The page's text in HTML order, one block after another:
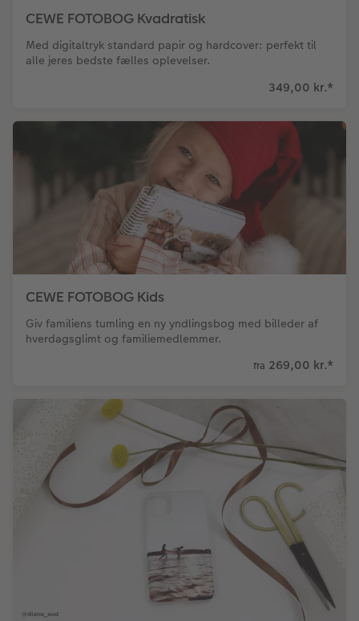
CEWE FOTOBOG Kvadratisk
Med digitaltryk standard papir og hardcover: perfekt til
alle jeres bedste fælles oplevelser.
349,00 kr.*
CEWE FOTOBOG Kids
Giv familiens tumling en ny yndlingsbog med billeder af
hverdagsglimt og familiemedlemmer.
fra 269,00 kr.*